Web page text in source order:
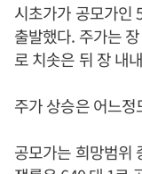
시초가가 공모가인
출발했다. 주가는
로 치솟은 뒤 장 내
주가 상승은 어느정
공모가는 희망범위